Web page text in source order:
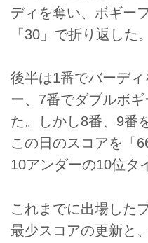
ディを奪い、ボギー
「30」で折り返した。
後半は1番でバーデ
ー、7番でダブルボ
た。しかし8番、9番
この日のスコアを「
10アンダーの10位タ
これまでに出場した
最少スコアの更新と